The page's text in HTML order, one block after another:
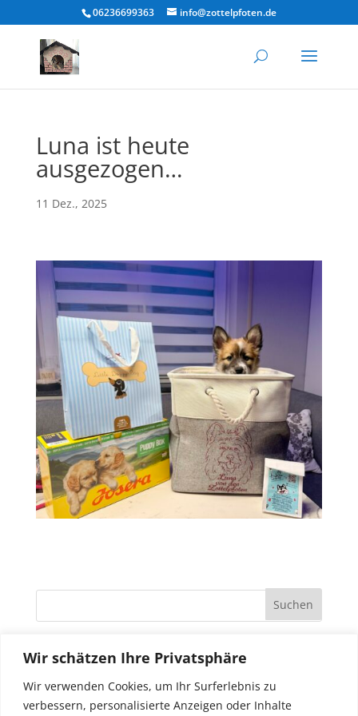
Wir schätzen Ihre Privatsphäre
Wir verwenden Cookies, um Ihr Surferlebnis zu
verbessern, personalisierte Anzeigen oder Inhalte
06236699363 info@zottelpfoten.de
Luna ist heute
ausgezogen…
11 Dez., 2025